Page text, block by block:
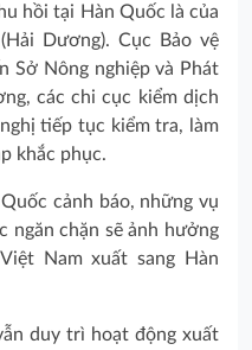
hồi tại Hàn Quốc là của
Dương). Cục Bảo vệ
Sở Nông nghiệp và Phát
các chi cục kiểm dịch
tiếp tục kiểm tra, làm
khắc phục.
cảnh báo, những vụ
ngăn chặn sẽ ảnh hưởng
Nam xuất sang Hàn
duy trì hoạt động xuất